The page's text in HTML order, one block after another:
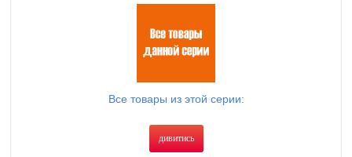
Все товары из этой серии:
дивитись